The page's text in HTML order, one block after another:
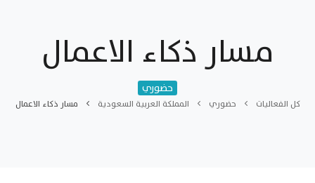
مسار ذكاء الاعمال
حضوري
كل الفعاليات حضوري المملكة العربية السعودية مسار ذكاء الاعمال